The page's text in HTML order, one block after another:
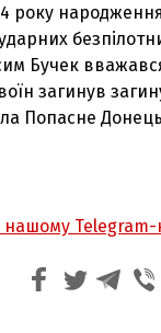
року
Бучек
загинув
Попасне
нашому Telegram-